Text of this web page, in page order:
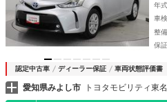
年式
車検
整備
保証
認定中古車 ディーラー保証 車両状態評価書
愛知県みよし市